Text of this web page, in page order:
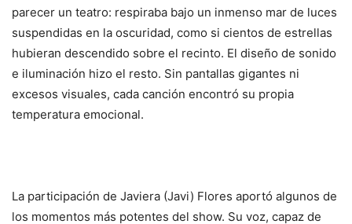
parecer un teatro: respiraba bajo un inmenso mar de luces
suspendidas en la oscuridad, como si cientos de estrellas
hubieran descendido sobre el recinto. El diseño de sonido
e iluminación hizo el resto. Sin pantallas gigantes ni
excesos visuales, cada canción encontró su propia
temperatura emocional.
La participación de Javiera (Javi) Flores aportó algunos de
los momentos más potentes del show. Su voz, capaz de